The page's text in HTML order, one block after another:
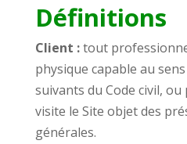
Définitions
Client :tout
physique capable au
suivants du Code civil,
visite le Site objet des
générales.